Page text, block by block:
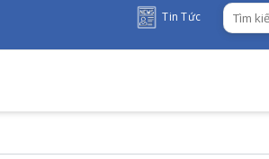
Tin Tức
Tìm
kiếm: